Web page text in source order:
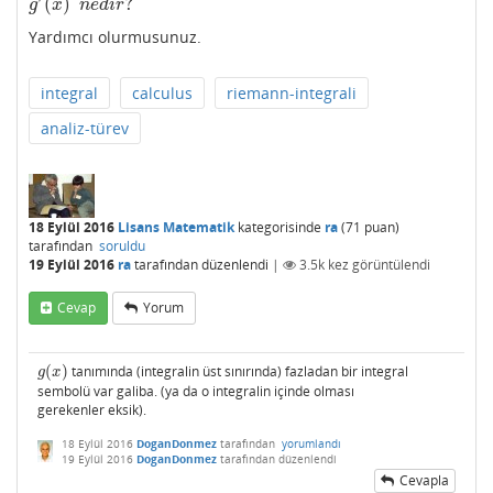
g x
g′(x) nedir
nedir?
Yardımcı olurmusunuz.
integral calculus
riemann-integrali
analiz-türev
18 Eylül 2016 Lisans Matematikkategorisinde ra(71 puan)
tarafından soruldu
19 Eylül 2016 ratarafındandüzenlendi | 3.5k kez görüntülendi
Cevap Yorum
g(x)
g(x) tanımında (integralin üst sınırında) fazladan bir integral
sembolü var galiba. (ya da o integralin içinde olması
gerekenler eksik).
18 Eylül 2016 DoganDonmez tarafından yorumlandı
19 Eylül 2016 DoganDonmez tarafından düzenlendi
Cevapla